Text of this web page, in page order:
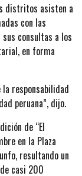
distritos asisten a
con las
consultas a los
en forma
la responsabilidad
peruana”, dijo.
de “El
en la Plaza
resultando un
casi 200